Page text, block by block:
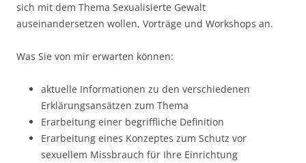
sich mit dem Thema Sexualisierte Gewalt
auseinandersetzen wollen, Vorträge und Workshops an.
Was Sie von mir erwarten können:
aktuelle Informationen zu den verschiedenen
Erklärungsansätzen zum Thema
Erarbeitung einer begriffliche Definition
Erarbeitung eines Konzeptes zum Schutz vor
sexuellem Missbrauch für Ihre Einrichtung